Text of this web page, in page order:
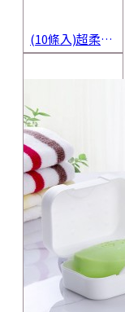
(10條入)超柔軟抹布 不沾油洗碗巾 多用途擦拭布